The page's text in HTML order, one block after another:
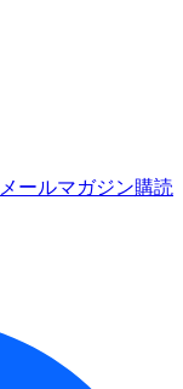
メールマガジン購読